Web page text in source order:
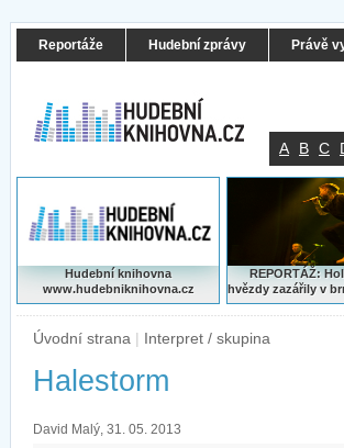
Reportáže Hudební zprávy Právě
A B C
Hudební knihovna
www.hudebniknihovna.cz
REPORTÁŽ:
hvězdy zazářily v
Úvodní strana | Interpret / skupina
Halestorm
David Malý, 31. 05. 2013